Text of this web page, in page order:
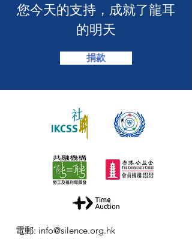
​您今天的支持，成就了龍耳
的明天
捐款
電郵: info@silence.org.hk